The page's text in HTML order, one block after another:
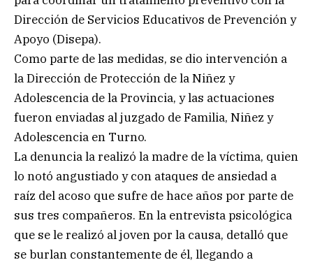
Dirección de Servicios Educativos de Prevención y
Apoyo (Disepa).
Como parte de las medidas, se dio intervención a
la Dirección de Protección de la Niñez y
Adolescencia de la Provincia, y las actuaciones
fueron enviadas al juzgado de Familia, Niñez y
Adolescencia en Turno.
La denuncia la realizó la madre de la víctima, quien
lo notó angustiado y con ataques de ansiedad a
raíz del acoso que sufre de hace años por parte de
sus tres compañeros. En la entrevista psicológica
que se le realizó al joven por la causa, detalló que
se burlan constantemente de él, llegando a